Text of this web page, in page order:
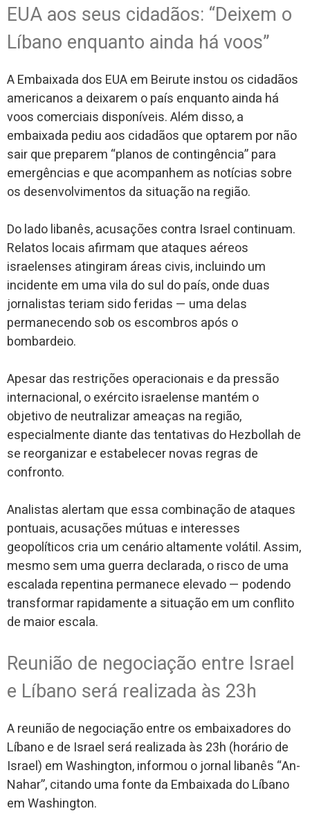
EUA aos seus cidadãos: “Deixem o
Líbano enquanto ainda há voos”
A Embaixada dos EUA em Beirute instou os cidadãos
americanos a deixarem o país enquanto ainda há
voos comerciais disponíveis. Além disso, a
embaixada pediu aos cidadãos que optarem por não
sair que preparem “planos de contingência” para
emergências e que acompanhem as notícias sobre
os desenvolvimentos da situação na região.
Do lado libanês, acusações contra Israel continuam.
Relatos locais afirmam que ataques aéreos
israelenses atingiram áreas civis, incluindo um
incidente em uma vila do sul do país, onde duas
jornalistas teriam sido feridas — uma delas
permanecendo sob os escombros após o
bombardeio.
Apesar das restrições operacionais e da pressão
internacional, o exército israelense mantém o
objetivo de neutralizar ameaças na região,
especialmente diante das tentativas do Hezbollah de
se reorganizar e estabelecer novas regras de
confronto.
Analistas alertam que essa combinação de ataques
pontuais, acusações mútuas e interesses
geopolíticos cria um cenário altamente volátil. Assim,
mesmo sem uma guerra declarada, o risco de uma
escalada repentina permanece elevado — podendo
transformar rapidamente a situação em um conflito
de maior escala.
Reunião de negociação entre Israel
e Líbano será realizada às 23h
A reunião de negociação entre os embaixadores do
Líbano e de Israel será realizada às 23h (horário de
Israel) em Washington, informou o jornal libanês “An-
Nahar”, citando uma fonte da Embaixada do Líbano
em Washington.